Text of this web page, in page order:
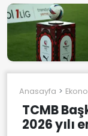
Anasayfa
TCMB
2026 yılı